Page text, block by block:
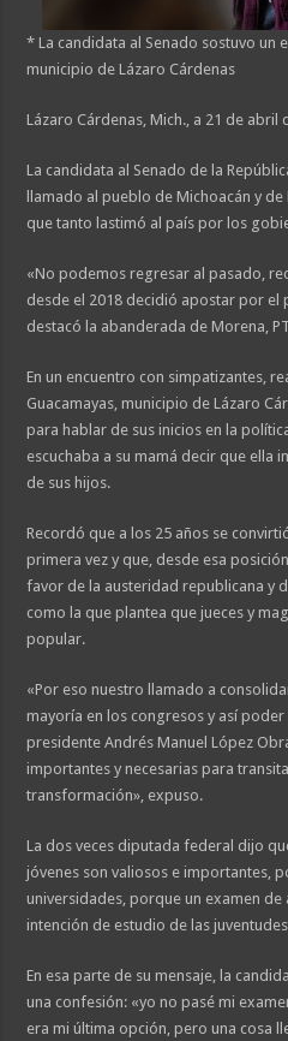
* La candidata al Senado sostuvo un
municipio de Lázaro Cárdenas
Lázaro Cárdenas, Mich., a 21 de abril
La candidata al Senado de la
llamado al pueblo de Michoacán y
que tanto lastimó al país por los
«No podemos regresar al pasado,
desde el 2018 decidió apostar por
destacó la abanderada de Morena, PT
En un encuentro con simpatizantes,
Guacamayas, municipio de Lázaro
para hablar de sus inicios en la
escuchaba a su mamá decir que ella
de sus hijos.
Recordó que a los 25 años se
primera vez y que, desde esa
favor de la austeridad republicana y
como la que plantea que jueces y
popular.
«Por eso nuestro llamado a
mayoría en los congresos y así
presidente Andrés Manuel López
importantes y necesarias para
transformación», expuso.
La dos veces diputada federal dijo
jóvenes son valiosos e importantes,
universidades, porque un examen
intención de estudio de las
En esa parte de su mensaje, la
una confesión: «yo no pasé mi
era mi última opción, pero una cosa